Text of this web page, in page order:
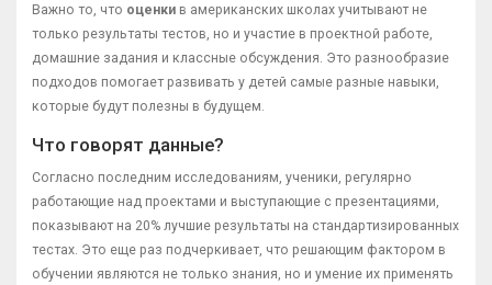
Важно то, что оценки в американских школах учитывают не
только результаты тестов, но и участие в проектной работе,
домашние задания и классные обсуждения. Это разнообразие
подходов помогает развивать у детей самые разные навыки,
которые будут полезны в будущем.
Что говорят данные?
Согласно последним исследованиям, ученики, регулярно
работающие над проектами и выступающие с презентациями,
показывают на 20% лучшие результаты на стандартизированных
тестах. Это еще раз подчеркивает, что решающим фактором в
обучении являются не только знания, но и умение их применять